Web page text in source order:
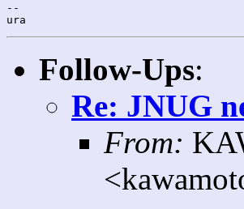
--
Follow-Ups:
Re: JNUG
From: